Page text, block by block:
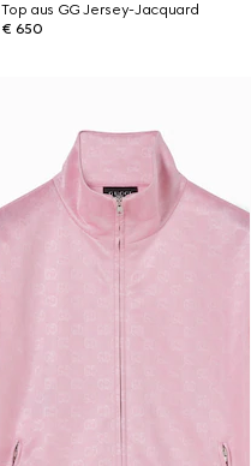
Top aus GG Jersey-Jacquard
€ 650